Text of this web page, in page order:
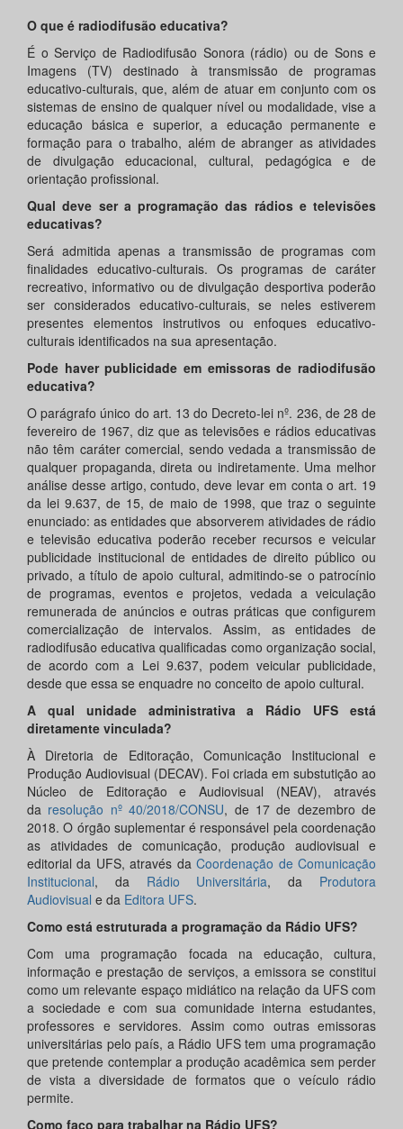
O que é radiodifusão educativa?
É o Serviço de Radiodifusão Sonora (rádio) ou de Sons e
Imagens (TV) destinado à transmissão de programas
educativo-culturais, que, além de atuar em conjunto com os
sistemas de ensino de qualquer nível ou modalidade, vise a
educação básica e superior, a educação permanente e
formação para o trabalho, além de abranger as atividades
de divulgação educacional, cultural, pedagógica e de
orientação profissional.
Qual deve ser a programação das rádios e televisões
educativas?
Será admitida apenas a transmissão de programas com
finalidades educativo-culturais. Os programas de caráter
recreativo, informativo ou de divulgação desportiva poderão
ser considerados educativo-culturais, se neles estiverem
presentes elementos instrutivos ou enfoques educativo-
culturais identificados na sua apresentação.
Pode haver publicidade em emissoras de radiodifusão
educativa?
O parágrafo único do art. 13 do Decreto-lei nº. 236, de 28 de
fevereiro de 1967, diz que as televisões e rádios educativas
não têm caráter comercial, sendo vedada a transmissão de
qualquer propaganda, direta ou indiretamente. Uma melhor
análise desse artigo, contudo, deve levar em conta o art. 19
da lei 9.637, de 15, de maio de 1998, que traz o seguinte
enunciado: as entidades que absorverem atividades de rádio
e televisão educativa poderão receber recursos e veicular
publicidade institucional de entidades de direito público ou
privado, a título de apoio cultural, admitindo-se o patrocínio
de programas, eventos e projetos, vedada a veiculação
remunerada de anúncios e outras práticas que configurem
comercialização de intervalos. Assim, as entidades de
radiodifusão educativa qualificadas como organização social,
de acordo com a Lei 9.637, podem veicular publicidade,
desde que essa se enquadre no conceito de apoio cultural.
A qual unidade administrativa a Rádio UFS está
diretamente vinculada?
À Diretoria de Editoração, Comunicação Institucional e
Produção Audiovisual (DECAV). Foi criada em substutição ao
Núcleo de Editoração e Audiovisual (NEAV), através
da resolução nº 40/2018/CONSU, de 17 de dezembro de
2018. O órgão suplementar é responsável pela coordenação
as atividades de comunicação, produção audiovisual e
editorial da UFS, através daCoordenação de Comunicação
Institucional, da Rádio Universitária, da Produtora
Audiovisual e da Editora UFS.
Como está estruturada a programação da Rádio UFS?
Com uma programação focada na educação, cultura,
informação e prestação de serviços, a emissora se constitui
como um relevante espaço midiático na relação da UFS com
a sociedade e com sua comunidade interna estudantes,
professores e servidores. Assim como outras emissoras
universitárias pelo país, a Rádio UFS tem uma programação
que pretende contemplar a produção acadêmica sem perder
de vista a diversidade de formatos que o veículo rádio
permite.
Como faço para trabalhar na Rádio UFS?